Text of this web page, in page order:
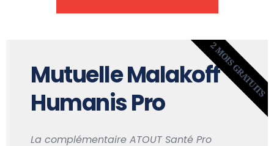
Mutuelle Malakoff
Humanis Pro
La complémentaire ATOUT Santé Pro
2 MOIS GRATUITS